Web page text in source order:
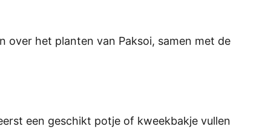
over het planten van Paksoi, samen met de
een geschikt potje of kweekbakje vullen